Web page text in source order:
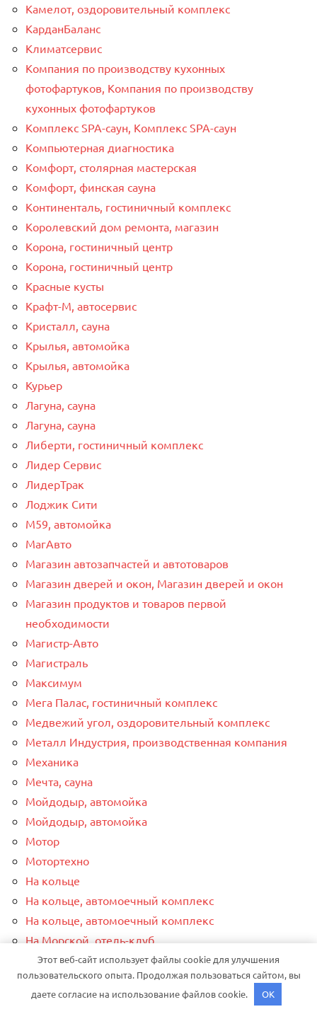
Камелот, оздоровительный комплекс
КарданБаланс
Климатсервис
Компания по производству кухонных
фотофартуков, Компания по производству
кухонных фотофартуков
Комплекс SPA-саун, Комплекс SPA-саун
Компьютерная диагностика
Комфорт, столярная мастерская
Комфорт, финская сауна
Континенталь, гостиничный комплекс
Королевский дом ремонта, магазин
Корона, гостиничный центр
Корона, гостиничный центр
Красные кусты
Крафт-М, автосервис
Кристалл, сауна
Крылья, автомойка
Крылья, автомойка
Курьер
Лагуна, сауна
Лагуна, сауна
Либерти, гостиничный комплекс
Лидер Сервис
ЛидерТрак
Лоджик Сити
М59, автомойка
МагАвто
Магазин автозапчастей и автотоваров
Магазин дверей и окон, Магазин дверей и окон
Магазин продуктов и товаров первой
необходимости
Магистр-Авто
Магистраль
Максимум
Мега Палас, гостиничный комплекс
Медвежий угол, оздоровительный комплекс
Металл Индустрия, производственная компания
Механика
Мечта, сауна
Мойдодыр, автомойка
Мойдодыр, автомойка
Мотор
Мотортехно
На кольце
На кольце, автомоечный комплекс
На кольце, автомоечный комплекс
На Морской, отель-клуб
На Пристанской, гостиничный комплекс
На сладкой базе, автомойка
На сладкой базе, автомойка
Этот веб-сайт использует файлы cookie для улучшения
пользовательского опыта. Продолжая пользоваться сайтом, вы
даете согласие на использование файлов cookie.
OK